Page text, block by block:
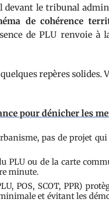
devant le tribunal
de cohérence
de PLU renvoie à
repères solides.
pour dénicher les
pas de projet
PLU ou de la carte
minute.
POS, SCOT, PPR)
et évitant les